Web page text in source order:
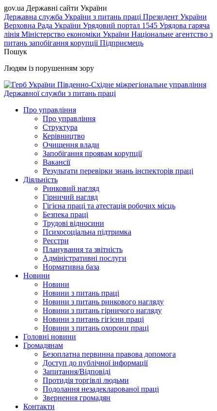
gov.ua Державні сайти України
Державна служба України з питань праці Президент України
Верховна Рада України Урядовий портал 1545 Урядова гаряча
лінія Міністерство економіки України Національне агентство з
питань запобігання корупціїПідприємець
Пошук
Людям із порушенням зору
Південно-Східне міжрегіональне управління
Державної служби з питань праці
Про управління
Про управління
Структура
Керівництво
Очищення влади
Запобігання проявам корупції
Вакансії
Результати перевірки знань інспекторів праці
Діяльність
Ринковий нагляд
Гірничий нагляд
Гігієна праці та атестація робочих місць
Безпека праці
Трудові відносини
Психосоціальна підтримка
Реєстри
Планування та звітність
Адміністративні послуги
Нормативна база
Новини
Новини
Новини з питань праці
Новини з питань ринкового нагляду
Новини з питань гірничого нагляду
Новини з питань гігієни праці
Новини з питань охорони праці
Головні новини
Громадянам
Безоплатна первинна правова допомога
Доступ до публічної інформації
Запитання/Відповіді
Протидія торгівлі людьми
Подолання незадекларованої праці
Звернення громадян
Контакти